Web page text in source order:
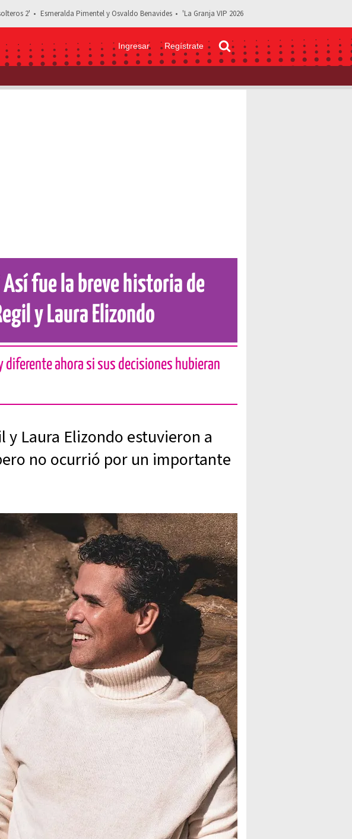
2' Esmeralda Pimentel y Osvaldo Benavides 'La Granja VIP 2026
Ingresar Regístrate
¿Fueron novios? Así fue la breve historia de Marco Antonio Regil y Laura Elizondo
Así fue la breve historia de
y Laura Elizondo
diferente ahora si sus decisiones hubieran
y Laura Elizondo estuvieron a
no ocurrió por un importante